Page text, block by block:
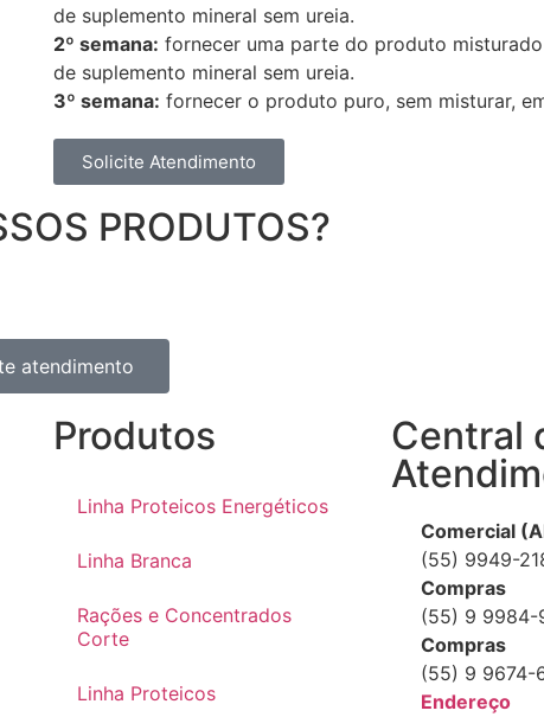
de suplemento mineral sem ureia.
2º semana: fornecer uma parte do produto
de suplemento mineral sem ureia.
3º semana: fornecer o produto puro, sem misturar,
Solicite Atendimento
PRODUTOS?
atendimento
Produtos
Linha Proteicos Energéticos
Linha Branca
Rações e Concentrados
Corte
Linha Proteicos
Central
Comercial
(55) 9949-
Compras
(55) 9 9984-
Compras
(55) 9 9674-
Endereço